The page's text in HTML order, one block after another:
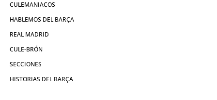
CULEMANIACOS
HABLEMOS DEL BARÇA
REAL MADRID
CULE-BRÓN
SECCIONES
HISTORIAS DEL BARÇA